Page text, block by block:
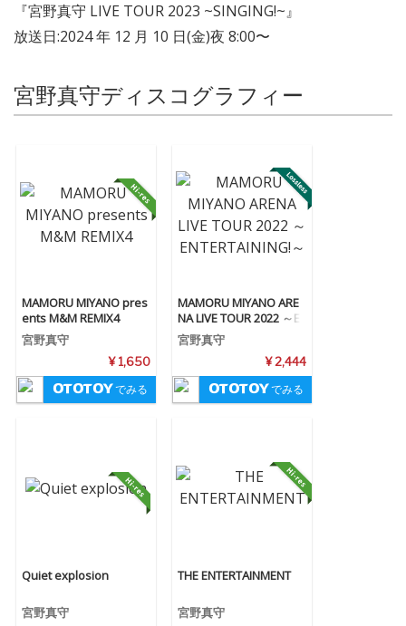
『宮野真守 LIVE TOUR 2023 ~SINGING!~』
放送日:2024 年 12 月 10 日(金)夜 8:00〜
宮野真守ディスコグラフィー
MAMORU MIYANO pres
ents M&M REMIX4
宮野真守
¥ 1,650
でみる
MAMORU MIYANO ARE
NA LIVE TOUR 2022 ～E
NTERTAINING!～
宮野真守
¥ 2,444
でみる
Quiet explosion
宮野真守
THE ENTERTAINMENT
宮野真守